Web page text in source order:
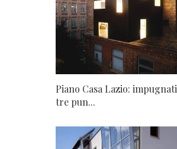
Piano Casa Lazio: impugnati
tre pun...